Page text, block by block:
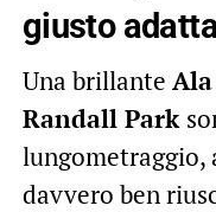
giusto
Una brillante
Randall Park
lungometraggio,
davvero ben